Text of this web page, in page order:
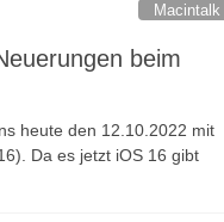
Macintalk
beim
heute den 12.10.2022 mit
Da es jetzt iOS 16 gibt